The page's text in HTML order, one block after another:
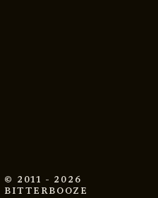
© 2011 - 2026
BITTERBOOZE